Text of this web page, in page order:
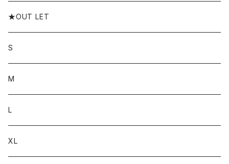
★OUT LET
S
M
L
XL